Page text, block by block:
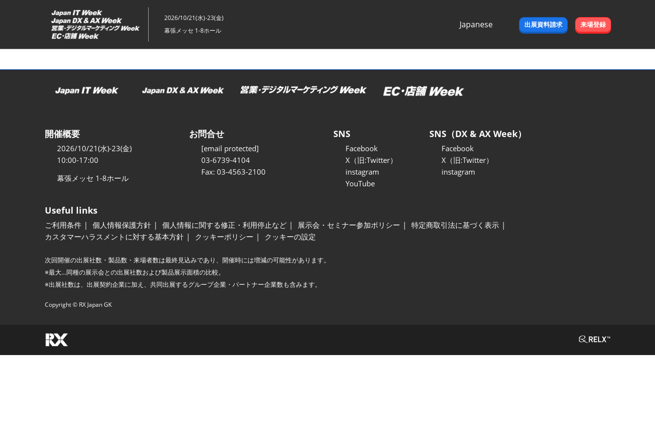
ッ
2026/10/21(水)-23(金)
幕張メッセ 1-8ホール
Japanese
出展資料請求 来場登録
開催概要
2026/10/21(水)-23(金)
10:00-17:00
幕張メッセ 1-8ホール
お問合せ
[email protected]
03-6739-4104
Fax: 03-4563-2100
SNS
Facebook
X（旧:Twitter）
instagram
YouTube
SNS（DX & AX Week）
Facebook
X（旧:Twitter）
instagram
Useful links
ご利用条件 個人情報保護方針 個人情報に関する修正・利用停止など 展示会・セミナー参加ポリシー
特定商取引法に基づく表示
カスタマーハラスメントに対する基本方針
クッキーポリシー クッキーの設定
次回開催の出展社数・製品数・来場者数は最終見込みであり、開催時には増減の可能性があります。
※最大…同種の展示会との出展社数および製品展示面積の比較。
※出展社数は、出展契約企業に加え、共同出展するグループ企業・パートナー企業数も含みます。
Copyright © RX Japan GK